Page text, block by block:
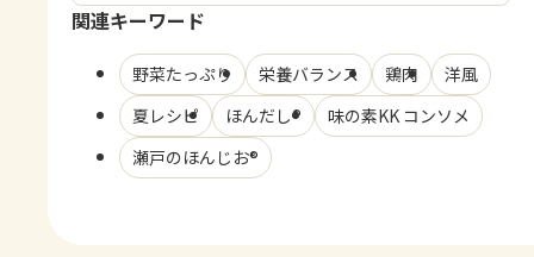
関連キーワード
野菜たっぷり 栄養バランス 鶏肉
洋風
夏レシピ
ほんだし®
味の素KK コンソメ
瀬戸のほんじお®